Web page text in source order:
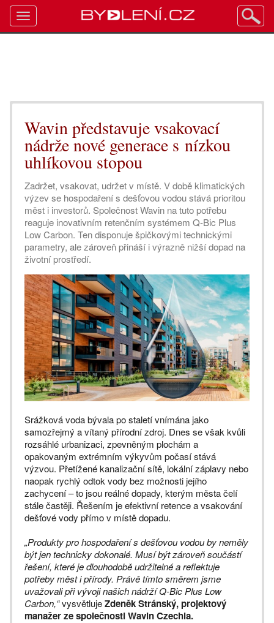
Wavin představuje vsakovací
nádrže nové generace s nízkou
uhlíkovou stopou
Zadržet, vsakovat, udržet v místě. V době klimatických
výzev se hospodaření s dešťovou vodou stává prioritou
měst i investorů. Společnost Wavin na tuto potřebu
reaguje inovativním retenčním systémem Q-Bic Plus
Low Carbon. Ten disponuje špičkovými technickými
parametry, ale zároveň přináší i výrazně nižší dopad na
životní prostředí.
Srážková voda bývala po staletí vnímána jako
samozřejmý a vítaný přírodní zdroj. Dnes se však kvůli
rozsáhlé urbanizaci, zpevněným plochám a
opakovaným extrémním výkyvům počasí stává
výzvou. Přetížené kanalizační sítě, lokální záplavy nebo
naopak rychlý odtok vody bez možnosti jejího
zachycení – to jsou reálné dopady, kterým města čelí
stále častěji. Řešením je efektivní retence a vsakování
dešťové vody přímo v místě dopadu.
„Produkty pro hospodaření s dešťovou vodou by neměly
být jen technicky dokonalé. Musí být zároveň součástí
řešení, které je dlouhodobě udržitelné a reflektuje
potřeby měst i přírody. Právě tímto směrem jsme
uvažovali při vývoji našich nádrží Q-Bic Plus Low
Carbon,“vysvětlujeZdeněk Stránský, projektový
manažer ze společnosti Wavin Czechia.
Toggle
navigation